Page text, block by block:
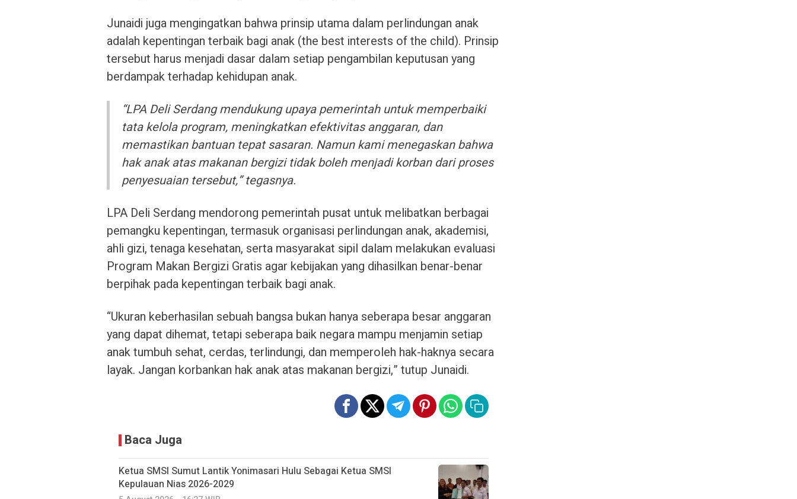
Junaidi juga mengingatkan bahwa prinsip utama dalam perlindungan anak
adalah kepentingan terbaik bagi anak (the best interests of the child). Prinsip
tersebut harus menjadi dasar dalam setiap pengambilan keputusan yang
berdampak terhadap kehidupan anak.
“LPA Deli Serdang mendukung upaya pemerintah untuk memperbaiki
tata kelola program, meningkatkan efektivitas anggaran, dan
memastikan bantuan tepat sasaran. Namun kami menegaskan bahwa
hak anak atas makanan bergizi tidak boleh menjadi korban dari proses
penyesuaian tersebut,” tegasnya.
LPA Deli Serdang mendorong pemerintah pusat untuk melibatkan berbagai
pemangku kepentingan, termasuk organisasi perlindungan anak, akademisi,
ahli gizi, tenaga kesehatan, serta masyarakat sipil dalam melakukan evaluasi
Program Makan Bergizi Gratis agar kebijakan yang dihasilkan benar-benar
berpihak pada kepentingan terbaik bagi anak.
“Ukuran keberhasilan sebuah bangsa bukan hanya seberapa besar anggaran
yang dapat dihemat, tetapi seberapa baik negara mampu menjamin setiap
anak tumbuh sehat, cerdas, terlindungi, dan memperoleh hak-haknya secara
layak. Jangan korbankan hak anak atas makanan bergizi,” tutup Junaidi.
Baca Juga
Ketua SMSI Sumut Lantik Yonimasari Hulu Sebagai Ketua SMSI
Kepulauan Nias 2026-2029